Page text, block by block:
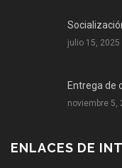
julio 15, 2025
Entrega de
noviembre 5,
ENLACES DE